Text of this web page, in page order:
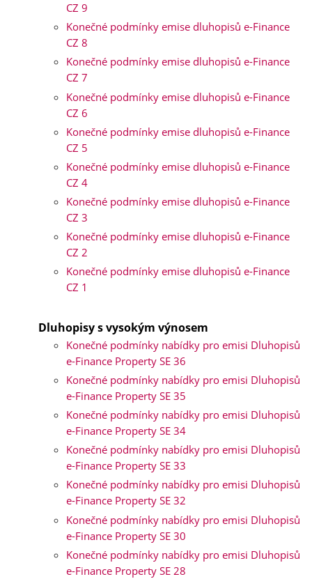
CZ 9
Konečné podmínky emise dluhopisů e-Finance
CZ 8
Konečné podmínky emise dluhopisů e-Finance
CZ 7
Konečné podmínky emise dluhopisů e-Finance
CZ 6
Konečné podmínky emise dluhopisů e-Finance
CZ 5
Konečné podmínky emise dluhopisů e-Finance
CZ 4
Konečné podmínky emise dluhopisů e-Finance
CZ 3
Konečné podmínky emise dluhopisů e-Finance
CZ 2
Konečné podmínky emise dluhopisů e-Finance
CZ 1
Dluhopisy s vysokým výnosem
Konečné podmínky nabídky pro emisi Dluhopisů
e-Finance Property SE 36
Konečné podmínky nabídky pro emisi Dluhopisů
e-Finance Property SE 35
Konečné podmínky nabídky pro emisi Dluhopisů
e-Finance Property SE 34
Konečné podmínky nabídky pro emisi Dluhopisů
e-Finance Property SE 33
Konečné podmínky nabídky pro emisi Dluhopisů
e-Finance Property SE 32
Konečné podmínky nabídky pro emisi Dluhopisů
e-Finance Property SE 30
Konečné podmínky nabídky pro emisi Dluhopisů
e-Finance Property SE 28